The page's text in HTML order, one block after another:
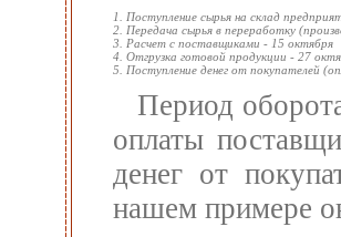
1. Поступление сырья на склад
2. Передача сырья в переработку
3. Расчет с поставщиками - 15 октября
4. Отгрузка готовой продукции - 27
5. Поступление денег от покупателей
Период
оплаты
денег от
нашем примере